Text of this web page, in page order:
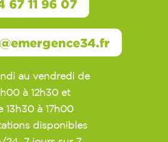
au vendredi de
à 12h30 et
13h30 à 17h00
disponibles
67 11 96 07